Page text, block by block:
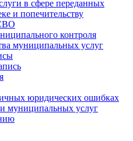
в сфере переданных
и попечительству
контроля
муниципальных услуг
юридических ошибках
муниципальных услуг